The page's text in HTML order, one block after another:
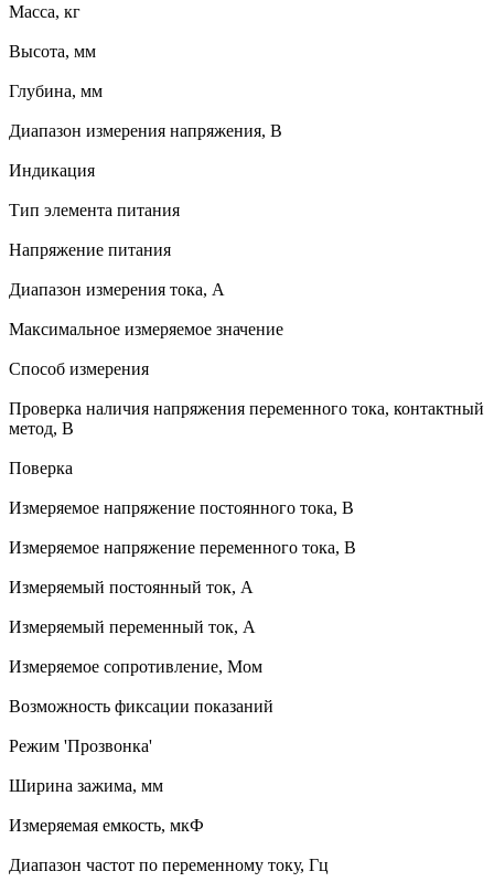
Масса, кг
Высота, мм
Глубина, мм
Диапазон измерения напряжения, В
Индикация
Тип элемента питания
Напряжение питания
Диапазон измерения тока, А
Максимальное измеряемое значение
Способ измерения
Проверка наличия напряжения переменного тока, контактный
метод, В
Поверка
Измеряемое напряжение постоянного тока, В
Измеряемое напряжение переменного тока, В
Измеряемый постоянный ток, А
Измеряемый переменный ток, А
Измеряемое сопротивление, Мом
Возможность фиксации показаний
Режим 'Прозвонка'
Ширина зажима, мм
Измеряемая емкость, мкФ
Диапазон частот по переменному току, Гц